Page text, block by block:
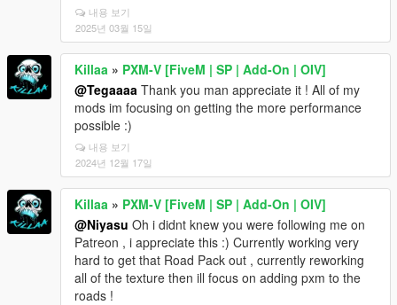
내용 보기
2025년 03월 15일
Killaa » PXM-V [FiveM | SP | Add-On | OIV]
@Tegaaaa Thank you man appreciate it ! All of my
mods im focusing on getting the more performance
possible :)
내용 보기
2024년 12월 17일
Killaa » PXM-V [FiveM | SP | Add-On | OIV]
@Niyasu Oh i didnt knew you were following me on
Patreon , i appreciate this :) Currently working very
hard to get that Road Pack out , currently reworking
all of the texture then ill focus on adding pxm to the
roads !